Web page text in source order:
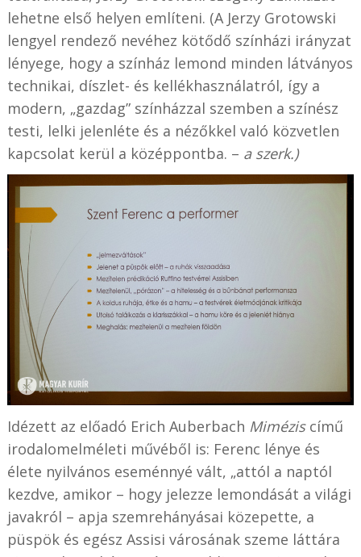
lehetne első helyen említeni. (A Jerzy Grotowski
lengyel rendező nevéhez kötődő színházi irányzat
lényege, hogy a színház lemond minden látványos
technikai, díszlet- és kellékhasználatról, így a
modern, „gazdag” színházzal szemben a színész
testi, lelki jelenléte és a nézőkkel való közvetlen
kapcsolat kerül a középpontba. – a szerk.)
Idézett az előadó Erich Auberbach Miméziscímű
irodalomelméleti művéből is: Ferenc lénye és
élete nyilvános eseménnyé vált, „attól a naptól
kezdve, amikor – hogy jelezze lemondását a világi
javakról – apja szemrehányásai közepette, a
püspök és egész Assisi városának szeme láttára